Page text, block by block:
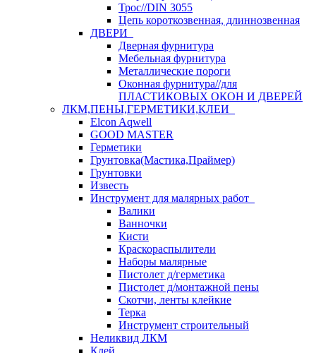
Трос//DIN 3055
Цепь короткозвенная, длиннозвенная
ДВЕРИ
Дверная фурнитура
Мебельная фурнитура
Металлические пороги
Оконная фурнитура//для
ПЛАСТИКОВЫХ ОКОН И ДВЕРЕЙ
ЛКМ,ПЕНЫ,ГЕРМЕТИКИ,КЛЕИ
Elcon Aqwell
GOOD MASTER
Герметики
Грунтовка(Мастика,Праймер)
Грунтовки
Известь
Инструмент для малярных работ
Валики
Ванночки
Кисти
Краскораспылители
Наборы малярные
Пистолет д/герметика
Пистолет д/монтажной пены
Скотчи, ленты клейкие
Терка
Инструмент строительный
Неликвид ЛКМ
Клей